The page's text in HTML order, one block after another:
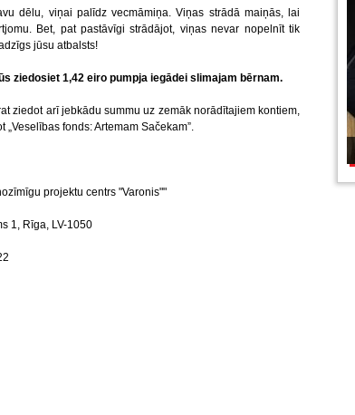
dēlu, viņai palīdz vecmāmiņa. Viņas strādā maiņās, lai
Bet, pat pastāvīgi strādājot, viņas nevar nopelnīt tik
jūsu atbalsts!
ziedosiet 1,42 eiro pumpja iegādei slimajam bērnam.
ziedot arī jebkādu summu uz zemāk norādītajiem kontiem,
fonds: Artemam Sačekam”.
projektu centrs "Varonis""
1, Rīga, LV-1050